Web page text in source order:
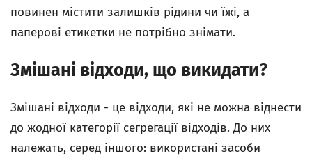
повинен містити залишків рідини чи їжі, а
паперові етикетки не потрібно знімати.
Змішані відходи, що викидати?
Змішані відходи - це відходи, які не можна віднести
до жодної категорії сегрегації відходів. До них
належать, серед іншого: використані засоби